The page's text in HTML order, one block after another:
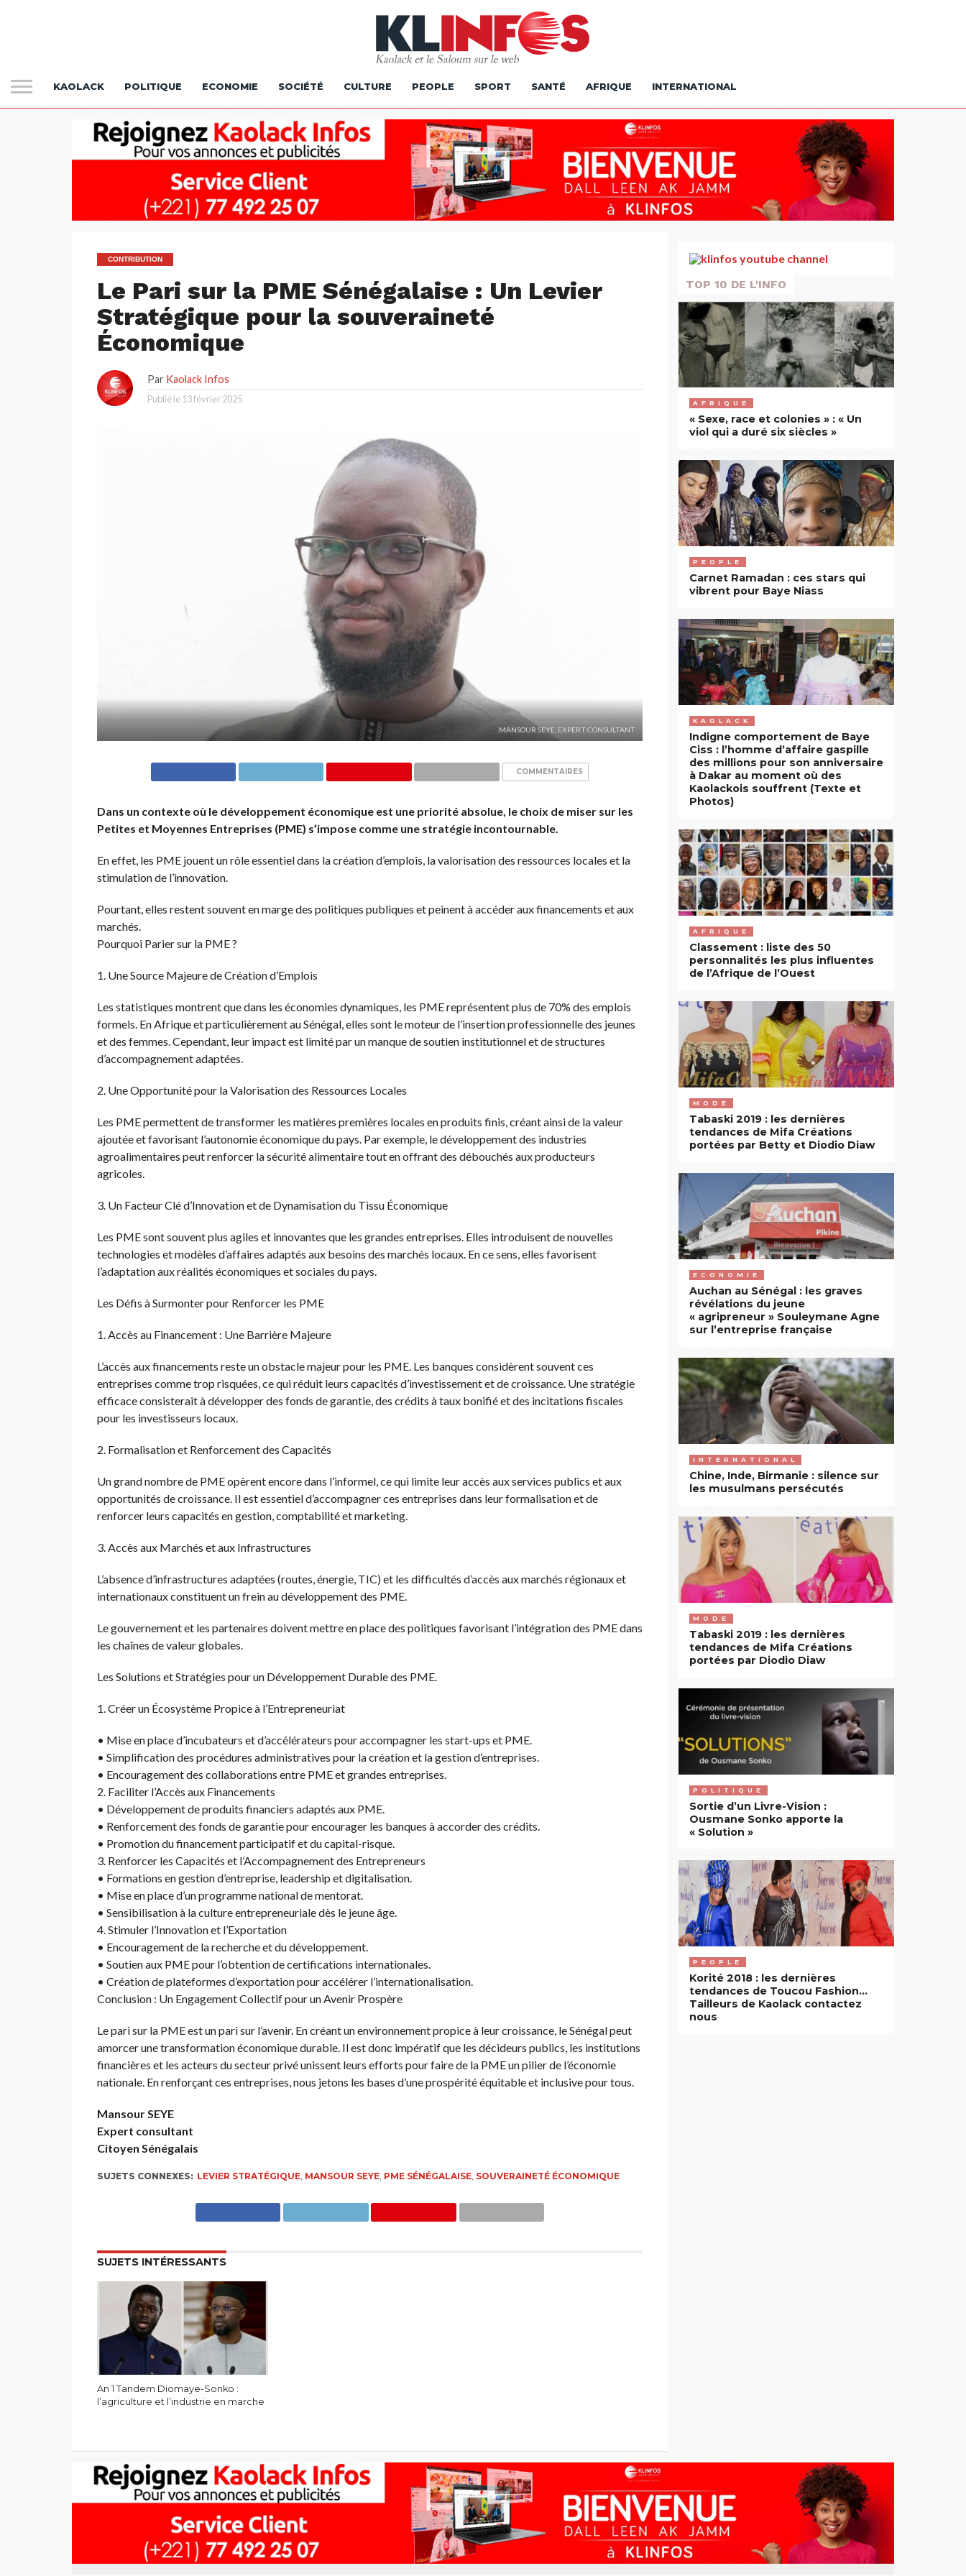
KAOLACK POLITIQUE ECONOMIE SOCIÉTÉ CULTURE PEOPLE SPORT SANTÉ AFRIQUE INTERNATIONAL
CONTRIBUTION
Le Pari sur la PME Sénégalaise : Un Levier
Stratégique pour la souveraineté
Économique
Par Kaolack Infos
Publié le 13 février 2025
MANSOUR SEYE, EXPERT CONSULTANT
COMMENTAIRES
Dans un contexte où le développement économique est une priorité absolue, le choix de miser sur les
Petites et Moyennes Entreprises (PME) s’impose comme une stratégie incontournable.
En effet, les PME jouent un rôle essentiel dans la création d’emplois, la valorisation des ressources locales et la
stimulation de l’innovation.
Pourtant, elles restent souvent en marge des politiques publiques et peinent à accéder aux financements et aux
marchés.
Pourquoi Parier sur la PME ?
1. Une Source Majeure de Création d’Emplois
Les statistiques montrent que dans les économies dynamiques, les PME représentent plus de 70% des emplois
formels. En Afrique et particulièrement au Sénégal, elles sont le moteur de l’insertion professionnelle des jeunes
et des femmes. Cependant, leur impact est limité par un manque de soutien institutionnel et de structures
d’accompagnement adaptées.
2. Une Opportunité pour la Valorisation des Ressources Locales
Les PME permettent de transformer les matières premières locales en produits finis, créant ainsi de la valeur
ajoutée et favorisant l’autonomie économique du pays. Par exemple, le développement des industries
agroalimentaires peut renforcer la sécurité alimentaire tout en offrant des débouchés aux producteurs
agricoles.
3. Un Facteur Clé d’Innovation et de Dynamisation du Tissu Économique
Les PME sont souvent plus agiles et innovantes que les grandes entreprises. Elles introduisent de nouvelles
technologies et modèles d’affaires adaptés aux besoins des marchés locaux. En ce sens, elles favorisent
l’adaptation aux réalités économiques et sociales du pays.
Les Défis à Surmonter pour Renforcer les PME
1. Accès au Financement : Une Barrière Majeure
L’accès aux financements reste un obstacle majeur pour les PME. Les banques considèrent souvent ces
entreprises comme trop risquées, ce qui réduit leurs capacités d’investissement et de croissance. Une stratégie
efficace consisterait à développer des fonds de garantie, des crédits à taux bonifié et des incitations fiscales
pour les investisseurs locaux.
2. Formalisation et Renforcement des Capacités
Un grand nombre de PME opèrent encore dans l’informel, ce qui limite leur accès aux services publics et aux
opportunités de croissance. Il est essentiel d’accompagner ces entreprises dans leur formalisation et de
renforcer leurs capacités en gestion, comptabilité et marketing.
3. Accès aux Marchés et aux Infrastructures
L’absence d’infrastructures adaptées (routes, énergie, TIC) et les difficultés d’accès aux marchés régionaux et
internationaux constituent un frein au développement des PME.
Le gouvernement et les partenaires doivent mettre en place des politiques favorisant l’intégration des PME dans
les chaînes de valeur globales.
Les Solutions et Stratégies pour un Développement Durable des PME.
1. Créer un Écosystème Propice à l’Entrepreneuriat
• Mise en place d’incubateurs et d’accélérateurs pour accompagner les start-ups et PME.
• Simplification des procédures administratives pour la création et la gestion d’entreprises.
• Encouragement des collaborations entre PME et grandes entreprises.
2. Faciliter l’Accès aux Financements
• Développement de produits financiers adaptés aux PME.
• Renforcement des fonds de garantie pour encourager les banques à accorder des crédits.
• Promotion du financement participatif et du capital-risque.
3. Renforcer les Capacités et l’Accompagnement des Entrepreneurs
• Formations en gestion d’entreprise, leadership et digitalisation.
• Mise en place d’un programme national de mentorat.
• Sensibilisation à la culture entrepreneuriale dès le jeune âge.
4. Stimuler l’Innovation et l’Exportation
• Encouragement de la recherche et du développement.
• Soutien aux PME pour l’obtention de certifications internationales.
• Création de plateformes d’exportation pour accélérer l’internationalisation.
Conclusion : Un Engagement Collectif pour un Avenir Prospère
Le pari sur la PME est un pari sur l’avenir. En créant un environnement propice à leur croissance, le Sénégal peut
amorcer une transformation économique durable. Il est donc impératif que les décideurs publics, les institutions
financières et les acteurs du secteur privé unissent leurs efforts pour faire de la PME un pilier de l’économie
nationale. En renforçant ces entreprises, nous jetons les bases d’une prospérité équitable et inclusive pour tous.
Mansour SEYE
Expert consultant
Citoyen Sénégalais
SUJETS CONNEXES: LEVIER STRATÉGIQUE, MANSOUR SEYE, PME SÉNÉGALAISE, SOUVERAINETÉ ÉCONOMIQUE
SUJETS INTÉRESSANTS
An 1 Tandem Diomaye-Sonko :
l’agriculture et l’industrie en marche
TOP 10 DE L'INFO
AFRIQUE
« Sexe, race et colonies » : « Un
viol qui a duré six siècles »
PEOPLE
Carnet Ramadan : ces stars qui
vibrent pour Baye Niass
KAOLACK
Indigne comportement de Baye
Ciss : l’homme d’affaire gaspille
des millions pour son anniversaire
à Dakar au moment où des
Kaolackois souffrent (Texte et
Photos)
AFRIQUE
Classement : liste des 50
personnalités les plus influentes
de l’Afrique de l’Ouest
MODE
Tabaski 2019 : les dernières
tendances de Mifa Créations
portées par Betty et Diodio Diaw
ECONOMIE
Auchan au Sénégal : les graves
révélations du jeune
« agripreneur » Souleymane Agne
sur l’entreprise française
INTERNATIONAL
Chine, Inde, Birmanie : silence sur
les musulmans persécutés
MODE
Tabaski 2019 : les dernières
tendances de Mifa Créations
portées par Diodio Diaw
POLITIQUE
Sortie d’un Livre-Vision :
Ousmane Sonko apporte la
« Solution »
PEOPLE
Korité 2018 : les dernières
tendances de Toucou Fashion…
Tailleurs de Kaolack contactez
nous